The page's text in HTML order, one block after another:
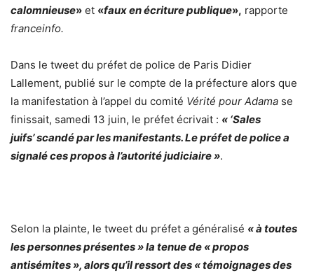
calomnieuse» et «faux en écriture publique», rapporte
franceinfo.
Dans le tweet du préfet de police de Paris Didier
Lallement, publié sur le compte de la préfecture alors que
la manifestation à l’appel du comité Vérité pour Adama se
finissait, samedi 13 juin, le préfet écrivait : « ‘Sales
juifs’ scandé par les manifestants. Le préfet de police a
signalé ces propos à l’autorité judiciaire ».
Selon la plainte, le tweet du préfet a généralisé « à toutes
les personnes présentes » la tenue de « propos
antisémites », alors qu’il ressort des « témoignages des